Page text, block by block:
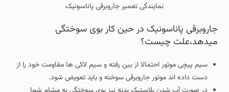
نمایندگی تعمیر جاروبرقی پاناسونیک
جاروبرقی پاناسونیک در حین کار بوی سوختگی
میدهد،علت چیست؟
سیم پیچی موتور احتمالا از بین رفته و سیم لاکی ها مقاومت خود را از
دست داده اند موتور جاروبرقی سوخته و باید تعویض شود.